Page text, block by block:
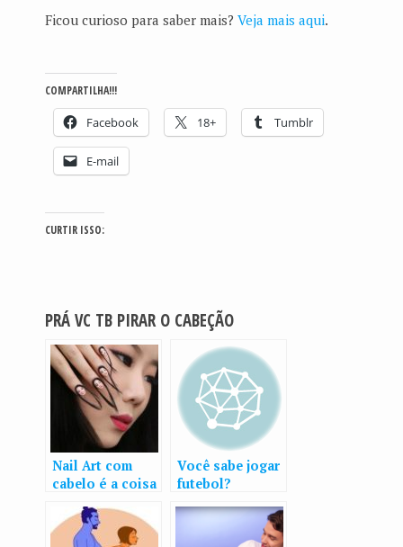
Ficou curioso para saber mais? Veja mais aqui.
COMPARTILHA!!!
Facebook 18+ Tumblr
E-mail
CURTIR ISSO:
PRÁ VC TB PIRAR O CABEÇÃO
Nail Art com
cabelo é a coisa
assustadora que
você verá hoje
Você sabe jogar
futebol?